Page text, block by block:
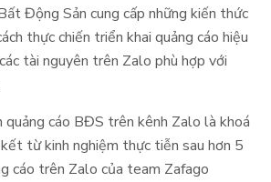
Động Sản cung cấp những kiến thức
thực chiến triển khai quảng cáo hiệu
tài nguyên trên Zalo phù hợp với
quảng cáo BĐS trên kênh Zalo là khoá
từ kinh nghiệm thực tiễn sau hơn 5
cáo trên Zalo của team Zafago